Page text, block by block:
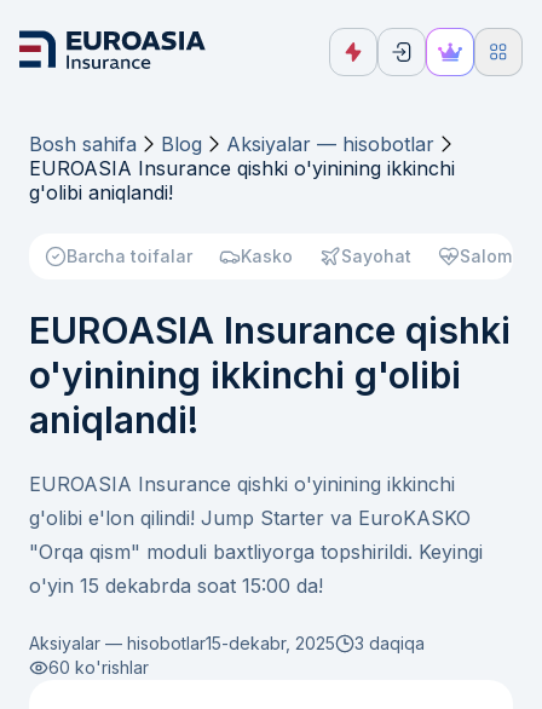
Bosh sahifa Blog
Aksiyalar — hisobotlar
EUROASIA Insurance qishki o'yinining ikkinchi
g'olibi aniqlandi!
Barcha toifalar Kasko Sayohat
EUROASIA Insurance qishki
o'yinining ikkinchi g'olibi
aniqlandi!
EUROASIA Insurance qishki o'yinining ikkinchi
g'olibi e'lon qilindi! Jump Starter va EuroKASKO
"Orqa qism" moduli baxtliyorga topshirildi. Keyingi
o'yin 15 dekabrda soat 15:00 da!
Aksiyalar — hisobotlar15-dekabr, 2025
3 daqiqa
60 ko'rishlar